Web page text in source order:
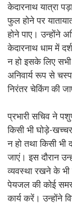
केदारनाथ यात्रा
फुल होने पर
होने पाए। उन्होंने
केदारनाथ धाम में
न हो इसके लिए सभी
अनिवार्य रूप से
निरंतर चेकिंग की
प्रभारी सचिव ने
किसी भी घोड़े-
न हो तथा किसी
जाएं। इस दौरान
व्यवस्था रखने के भी
पेयजल की कोई
कार्य करें। उन्होंने